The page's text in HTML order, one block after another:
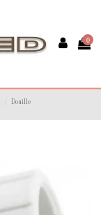
0
Douille